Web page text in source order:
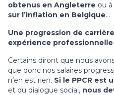
obtenus en Angleterre ou à
sur l’inflation en Belgique…
Une progression de
expérience
Certains diront que nous
que donc nos salaires
n’en est rien. Si le PPCR est
et du dialogue social, nous